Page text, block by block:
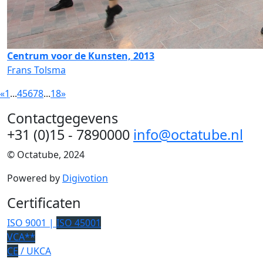
Centrum voor de Kunsten, 2013
Frans Tolsma
«1...45678...18»
Contactgegevens
+31 (0)15 - 7890000 info@octatube.nl
© Octatube, 2024
Powered by Digivotion
Certificaten
ISO 9001 | ISO 45001
VCA**
CE / UKCA